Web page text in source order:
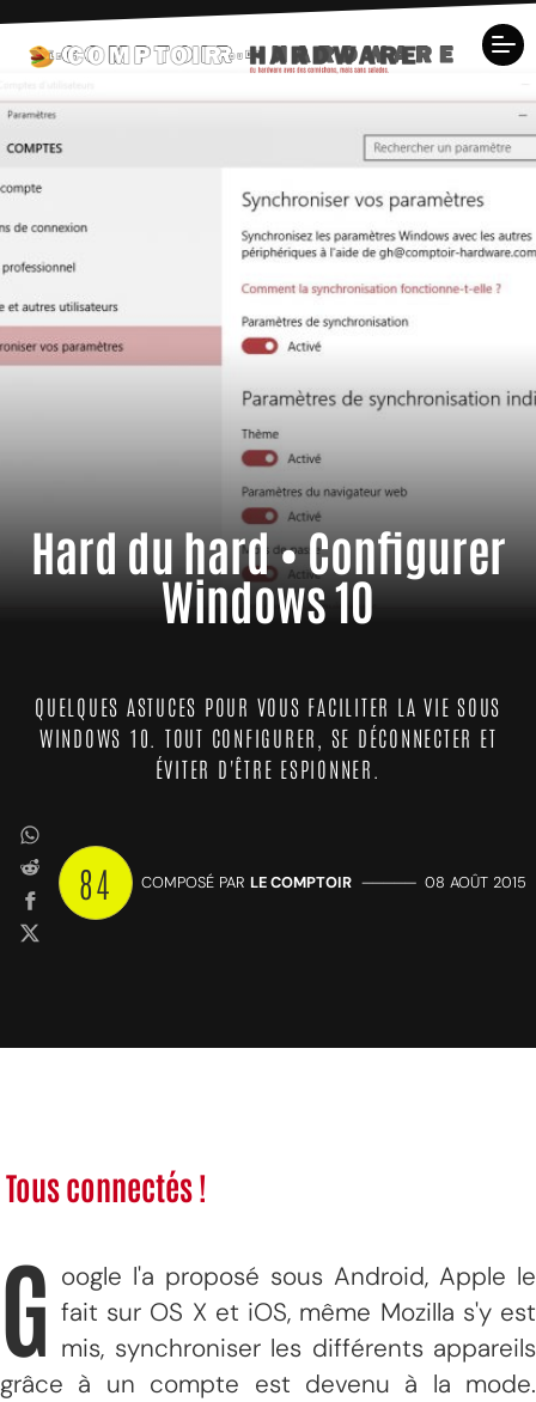
Hard du hard • Configurer
Windows 10
QUELQUES ASTUCES POUR VOUS FACILITER LA VIE SOUS
WINDOWS 10. TOUT CONFIGURER, SE DÉCONNECTER ET
ÉVITER D'ÊTRE ESPIONNER.
84 COMPOSÉ PAR LE COMPTOIR ————— 08 AOÛT 2015
Tous connectés !
G oogle l'a proposé sous Android, Apple le
fait sur OS X et iOS, même Mozilla s'y est
mis, synchroniser les différents appareils
grâce à un compte est devenu à la mode.